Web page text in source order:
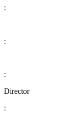
:
:
:
​​​​​​​​​​​​​​Director
: